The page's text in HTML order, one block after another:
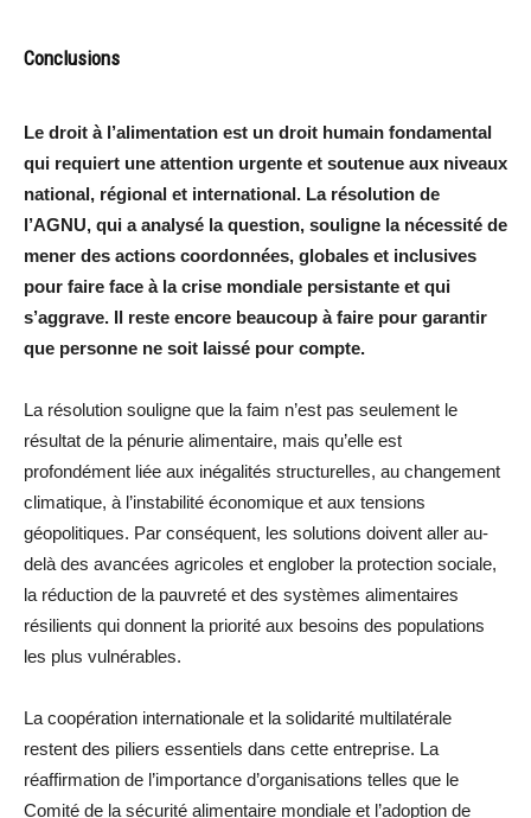
Conclusions
Le droit à l’alimentation est un droit humain fondamental
qui requiert une attention urgente et soutenue aux niveaux
national, régional et international. La résolution de
l’AGNU, qui a analysé la question, souligne la nécessité de
mener des actions coordonnées, globales et inclusives
pour faire face à la crise mondiale persistante et qui
s’aggrave. Il reste encore beaucoup à faire pour garantir
que personne ne soit laissé pour compte.
La résolution souligne que la faim n’est pas seulement le
résultat de la pénurie alimentaire, mais qu’elle est
profondément liée aux inégalités structurelles, au changement
climatique, à l’instabilité économique et aux tensions
géopolitiques. Par conséquent, les solutions doivent aller au-
delà des avancées agricoles et englober la protection sociale,
la réduction de la pauvreté et des systèmes alimentaires
résilients qui donnent la priorité aux besoins des populations
les plus vulnérables.
La coopération internationale et la solidarité multilatérale
restent des piliers essentiels dans cette entreprise. La
réaffirmation de l’importance d’organisations telles que le
Comité de la sécurité alimentaire mondiale et l’adoption de